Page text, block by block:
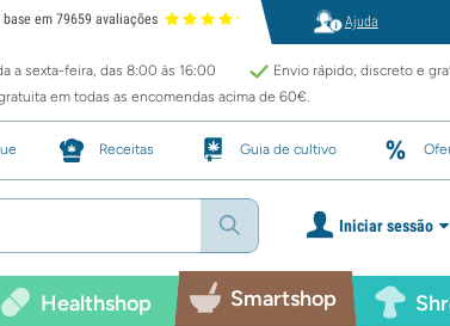
em 79659 avaliações Ajuda
a sexta-feira, das 8:00 às 16:00
Envio rápido, discreto e
em todas as encomendas acima de 60€.
Receitas Guia de cultivo
Iniciar sessão
Healthshop Smartshop